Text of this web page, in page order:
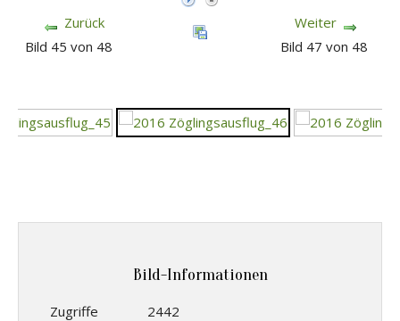
Zurück
Bild 45 von 48
Weiter
Bild 47 von 48
Bild-Informationen
Zugriffe 2442